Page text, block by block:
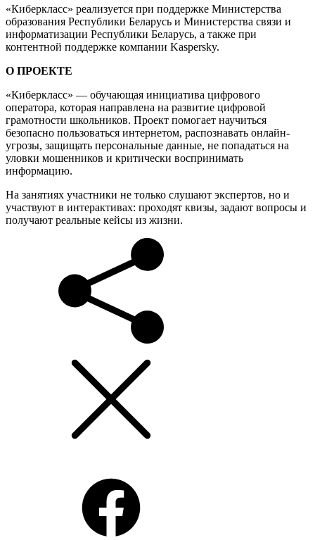
«Киберкласс» реализуется при поддержке Министерства
образования Республики Беларусь и Министерства связи и
информатизации Республики Беларусь, а также при
контентной поддержке компании Kaspersky.
О ПРОЕКТЕ
«Киберкласс» — обучающая инициатива цифрового
оператора, которая направлена на развитие цифровой
грамотности школьников. Проект помогает научиться
безопасно пользоваться интернетом, распознавать онлайн-
угрозы, защищать персональные данные, не попадаться на
уловки мошенников и критически воспринимать
информацию.
На занятиях участники не только слушают экспертов, но и
участвуют в интерактивах: проходят квизы, задают вопросы и
получают реальные кейсы из жизни.